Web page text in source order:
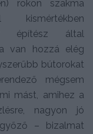
rokon szakma
kismértékben
építész által
van hozzá elég
bútorokat
mégsem
mást, amihez a
nagyon jó
– bizalmat